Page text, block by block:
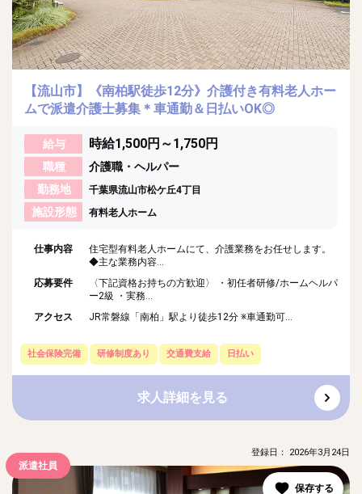
【流山市】《南柏駅徒歩12分》介護付き有料老人ホー
ムで派遣介護士募集＊車通勤＆日払いOK◎
給与 時給1,500円～1,750円
職種
介護職・ヘルパー
勤務地
千葉県流山市松ケ丘4丁目
施設形態 有料老人ホーム
仕事内容
住宅型有料老人ホームにて、介護業務をお任せします。
◆主な業務内容...
応募要件
〈下記資格お持ちの方歓迎〉 ・初任者研修/ホームヘルパ
ー2級 ・実務...
アクセス
JR常磐線「南柏」駅より徒歩12分 ※車通勤可...
社会保険完備 研修制度あり 交通費支給 日払い
求人詳細を見る
派遣社員
登録日： 2026年3月24日